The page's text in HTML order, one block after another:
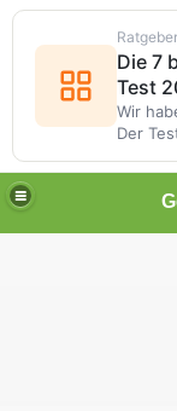
Ratgeber
Die 7
Test
Wir
Der